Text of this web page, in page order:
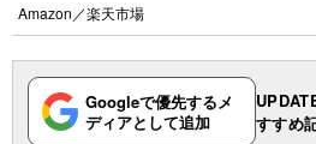
Amazon ／楽天市場
Googleで優先するメ
ディアとして追加
すすめ